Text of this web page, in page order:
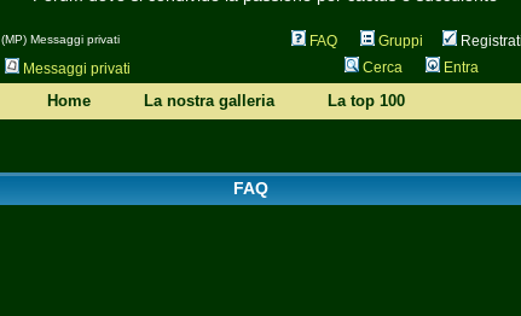
(MP) Messaggi privati FAQ Gruppi
Messaggi privati
Cerca Entra
Home La nostra galleria La top 100
FAQ